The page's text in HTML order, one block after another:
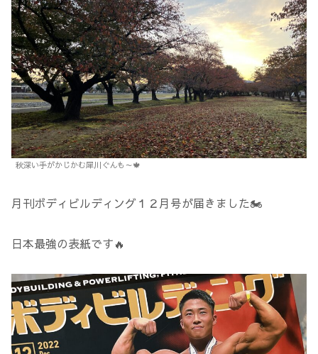
秋深い手がかじかむ犀川ぐんも～🍁
月刊ボディビルディング１２月号が届きました🏍
日本最強の表紙です🔥